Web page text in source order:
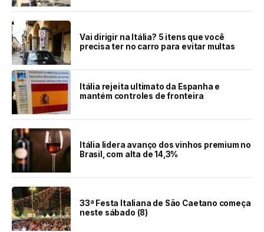
Vai dirigir na Itália? 5 itens que você
precisa ter no carro para evitar multas
Itália rejeita ultimato da Espanha e
mantém controles de fronteira
Itália lidera avanço dos vinhos premium no
Brasil, com alta de 14,3%
33ª Festa Italiana de São Caetano começa
neste sábado (8)